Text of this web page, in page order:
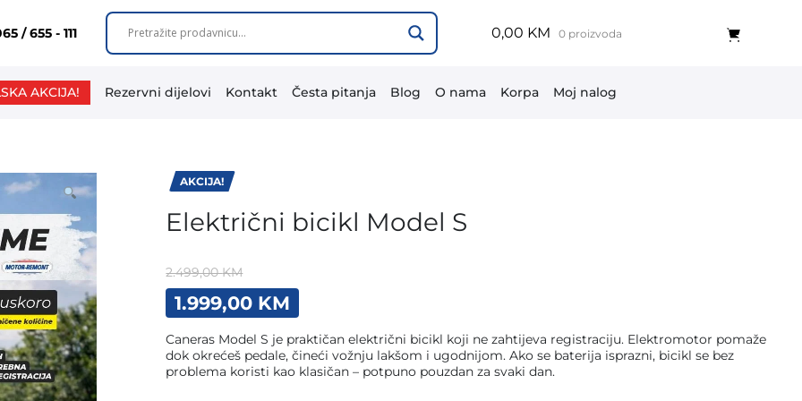
/ 655 - 111 0,00 KM 0 proizvoda
AKCIJA! Rezervni dijelovi Kontakt Česta pitanja Blog O nama Korpa Moj nalog
AKCIJA!
Električni bicikl Model S
2.499,00KM
Original
price
was:
2.499,00 KM.
1.999,00 KM
Current
price
is:
1.999,00 KM.
Caneras Model S je praktičan električni bicikl koji ne zahtijeva registraciju. Elektromotor pomaže
dok okrećeš pedale, čineći vožnju lakšom i ugodnijom. Ako se baterija isprazni, bicikl se bez
problema koristi kao klasičan – potpuno pouzdan za svaki dan.